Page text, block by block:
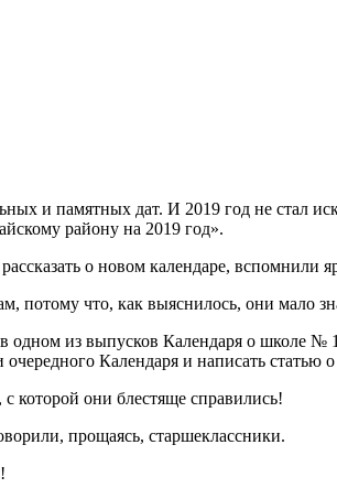
и памятных дат. И 2019 год не стал
району на 2019 год».
о новом календаре, вспомнили
потому что, как выяснилось, они мало
из выпусков Календаря о школе
Календаря и написать статью
которой они блестяще справились!
прощаясь, старшеклассники.